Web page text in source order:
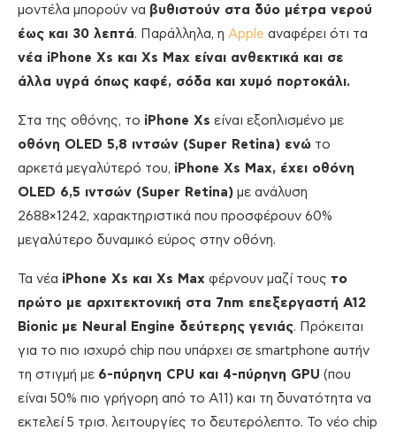
μοντέλα μπορούν να βυθιστούν στα δύο μέτρα νερού
έως και 30 λεπτά. Παράλληλα, η Apple αναφέρει ότι τα
νέα iPhone Xs και Χs Max είναι ανθεκτικά και σε
άλλα υγρά όπως καφέ, σόδα και χυμό πορτοκάλι.
Στα της οθόνης, το iPhone Xs είναι εξοπλισμένο με
οθόνη OLED 5,8 ιντσών (Super Retina) ενώ το
αρκετά μεγαλύτερό του, iPhone Xs Max, έχει οθόνη
OLED 6,5 ιντσών (Super Retina) με ανάλυση
2688×1242, χαρακτηριστικά που προσφέρουν 60%
μεγαλύτερο δυναμικό εύρος στην οθόνη.
Τα νέα iPhone Xs και Xs Max φέρνουν μαζί τους το
πρώτο με αρχιτεκτονική στα 7nm επεξεργαστή A12
Bionic με Neural Engine δεύτερης γενιάς. Πρόκειται
για το πιο ισχυρό chip που υπάρχει σε smartphone αυτήν
τη στιγμή με 6-πύρηνη CPU και 4-πύρηνη GPU (που
είναι 50% πιο γρήγορη από το Α11) και τη δυνατότητα να
εκτελεί 5 τρισ. λειτουργίες το δευτερόλεπτο. Το νέο chip